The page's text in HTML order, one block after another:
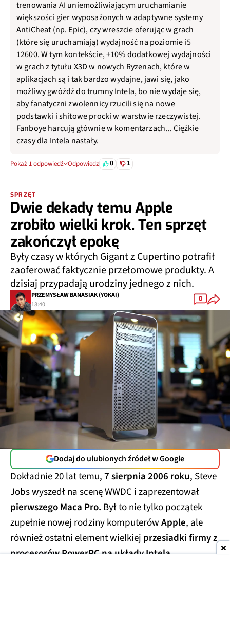
trenowania AI uniemożliwiającym uruchamianie
większości gier wyposażonych w adaptywne systemy
AntiCheat (np. Epic), czy wreszcie oferując w grach
(które się uruchamiają) wydajność na poziomie i5
12600. W tym kontekście, +10% dodatkowej wydajności
w grach z tytułu X3D w nowych Ryzenach, które w
aplikacjach są i tak bardzo wydajne, jawi się, jako
możliwy gwóźdź do trumny Intela, bo nie wydaje się,
aby fanatyczni zwolennicy rzucili się na nowe
podstawki i shitowe procki w warstwie rzeczywistej.
Fanboye harcują głównie w komentarzach... Ciężkie
czasy dla Intela nastały.
Pokaż 1 odpowiedź Odpowiedz 0 1
SPRZĘT
Dwie dekady temu Apple
zrobiło wielki krok. Ten sprzęt
zakończył epokę
Były czasy w których Gigant z Cupertino potrafił
zaoferować faktycznie przełomowe produkty. A
dzisiaj przypadają urodziny jednego z nich.
PRZEMYSŁAW BANASIAK (YOKAI)
18:40
0
Dodaj do ulubionych źródeł w Google
Dokładnie 20 lat temu,7 sierpnia 2006 roku, Steve
Jobs wyszedł na scenę WWDC i zaprezentował
pierwszego Maca Pro. Był to nie tylko początek
zupełnie nowej rodziny komputerówApple, ale
również ostatni element wielkiej przesiadki firmy z
procesorów PowerPC na układy Intela.